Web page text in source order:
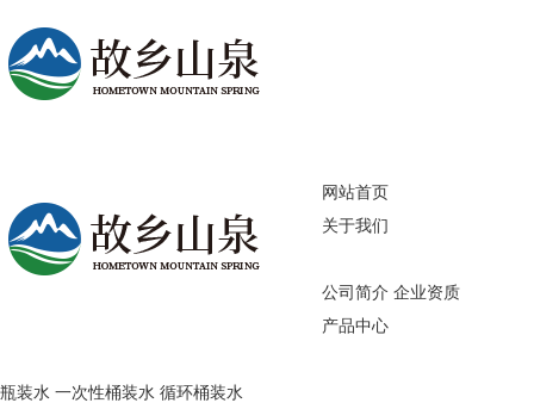
网站首页
关于我们
公司简介 企业资质
产品中心
瓶装水 一次性桶装水 循环桶装水